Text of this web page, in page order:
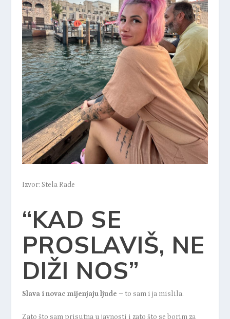
Izvor: Stela Rade
“KAD SE
PROSLAVIŠ, NE
DIŽI NOS”
Slava i novac mijenjaju ljude – to sam i ja mislila.
Zato što sam prisutna u javnosti i zato što se borim za